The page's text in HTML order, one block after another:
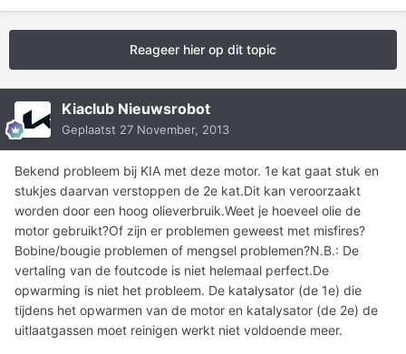
Reageer hier op dit topic
Kiaclub Nieuwsrobot
Geplaatst 27 November, 2013
Bekend probleem bij KIA met deze motor. 1e kat gaat stuk en
stukjes daarvan verstoppen de 2e kat.Dit kan veroorzaakt
worden door een hoog olieverbruik.Weet je hoeveel olie de
motor gebruikt?Of zijn er problemen geweest met misfires?
Bobine/bougie problemen of mengsel problemen?N.B.: De
vertaling van de foutcode is niet helemaal perfect.De
opwarming is niet het probleem. De katalysator (de 1e) die
tijdens het opwarmen van de motor en katalysator (de 2e) de
uitlaatgassen moet reinigen werkt niet voldoende meer.